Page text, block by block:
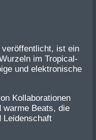
veröffentlicht, ist ein
im Tropical-
und elektronische
Kollaborationen
warme Beats, die
Leidenschaft